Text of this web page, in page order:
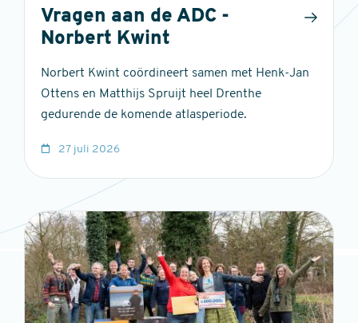
Vragen aan de ADC -
Norbert Kwint
Norbert Kwint coördineert samen met Henk-Jan
Ottens en Matthijs Spruijt heel Drenthe
gedurende de komende atlasperiode.
27 juli 2026